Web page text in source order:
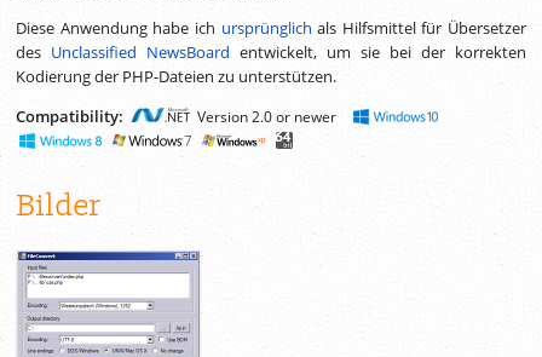
Diese Anwendung habe ich ursprünglich als Hilfsmittel für Übersetzer
des Unclassified NewsBoard entwickelt, um sie bei der korrekten
Kodierung der PHP-Dateien zu unterstützen.
Compatibility:
Version 2.0 or newer
Bilder